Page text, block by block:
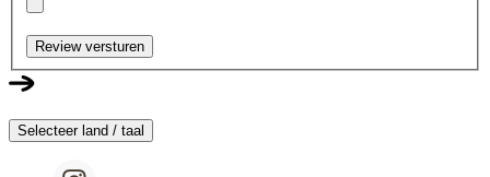
Review versturen
Selecteer land / taal